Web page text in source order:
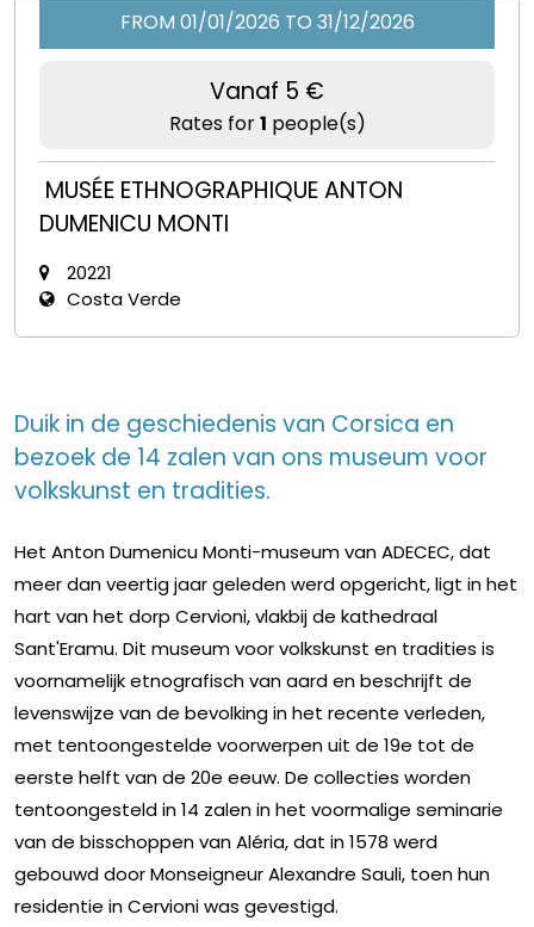
FROM 01/01/2026 TO 31/12/2026
Vanaf 5 €
Rates for1 people(s)
MUSÉE ETHNOGRAPHIQUE ANTON
DUMENICU MONTI
20221
Costa Verde
Duik in de geschiedenis van Corsica en
bezoek de 14 zalen van ons museum voor
volkskunst en tradities.
Het Anton Dumenicu Monti-museum van ADECEC, dat
meer dan veertig jaar geleden werd opgericht, ligt in het
hart van het dorp Cervioni, vlakbij de kathedraal
Sant'Eramu. Dit museum voor volkskunst en tradities is
voornamelijk etnografisch van aard en beschrijft de
levenswijze van de bevolking in het recente verleden,
met tentoongestelde voorwerpen uit de 19e tot de
eerste helft van de 20e eeuw. De collecties worden
tentoongesteld in 14 zalen in het voormalige seminarie
van de bisschoppen van Aléria, dat in 1578 werd
gebouwd door Monseigneur Alexandre Sauli, toen hun
residentie in Cervioni was gevestigd.